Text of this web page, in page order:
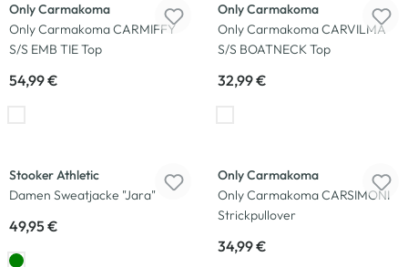
Only Carmakoma
Only Carmakoma CARMIFFY
S/S EMB TIE Top
54,99 €
Only Carmakoma
Only Carmakoma CARVILMA
S/S BOATNECK Top
32,99 €
Stooker Athletic
Damen Sweatjacke "Jara"
49,95 €
Only Carmakoma
Only Carmakoma CARSIMONI
Strickpullover
34,99 €